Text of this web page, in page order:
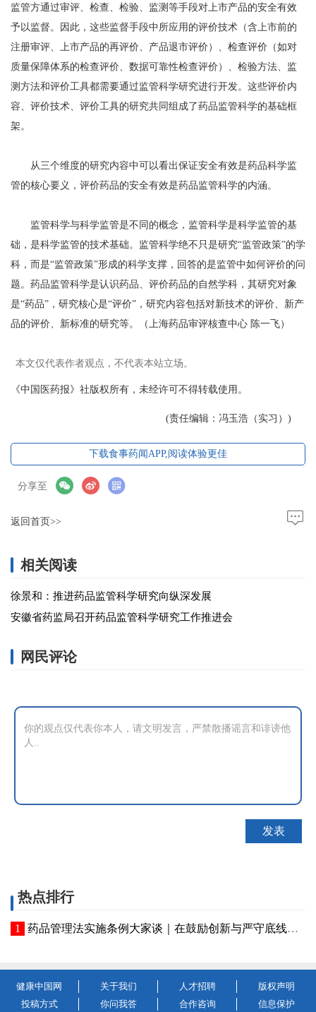
监管方通过审评、检查、检验、监测等手段对上市产品的安全有效
予以监督。因此，这些监督手段中所应用的评价技术（含上市前的
注册审评、上市产品的再评价、产品退市评价）、检查评价（如对
质量保障体系的检查评价、数据可靠性检查评价）、检验方法、监
测方法和评价工具都需要通过监管科学研究进行开发。这些评价内
容、评价技术、评价工具的研究共同组成了药品监管科学的基础框
架。
从三个维度的研究内容中可以看出保证安全有效是药品科学监
管的核心要义，评价药品的安全有效是药品监管科学的内涵。
监管科学与科学监管是不同的概念，监管科学是科学监管的基
础，是科学监管的技术基础。监管科学绝不只是研究“监管政策”的学
科，而是“监管政策”形成的科学支撑，回答的是监管中如何评价的问
题。药品监管科学是认识药品、评价药品的自然学科，其研究对象
是“药品”，研究核心是“评价”，研究内容包括对新技术的评价、新产
品的评价、新标准的研究等。（上海药品审评核查中心 陈一飞）
本文仅代表作者观点，不代表本站立场。
《中国医药报》社版权所有，未经许可不得转载使用。
(责任编辑：冯玉浩（实习）)
下载食事药闻APP,阅读体验更佳
分享至
返回首页>>
相关阅读
徐景和：推进药品监管科学研究向纵深发展
安徽省药监局召开药品监管科学研究工作推进会
网民评论
热点排行
药品管理法实施条例大家谈｜在鼓励创新与严守底线间找到平衡
健康中国网 关于我们 人才招聘
版权声明
投稿方式
你问我答 合作咨询 信息保护